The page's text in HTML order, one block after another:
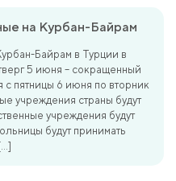
на Курбан-Байрам
Байрам в Турции в
5 июня – сокращенный
с пятницы 6 июня по вторник
учреждения страны будут
учреждения будут
будут принимать